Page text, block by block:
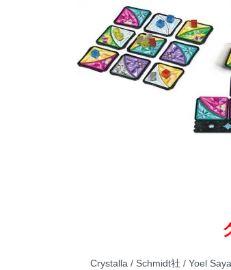
Crystalla / Schmidt社 / Yoel